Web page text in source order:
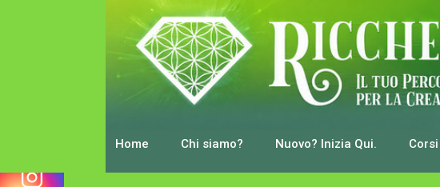
Home Chi siamo? Nuovo? Inizia Qui. Corsi